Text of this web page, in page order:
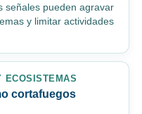
señales pueden agravar
y limitar actividades
ECOSISTEMAS
cortafuegos